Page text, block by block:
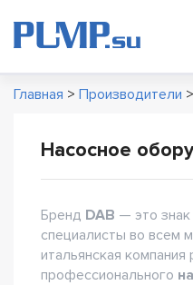
Главная > Производители >
Насосное
Бренд DAB — это знак
специалисты во всем
итальянская
профессионального